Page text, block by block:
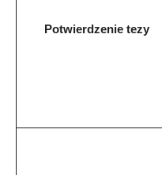
Potwierdzenie tezy